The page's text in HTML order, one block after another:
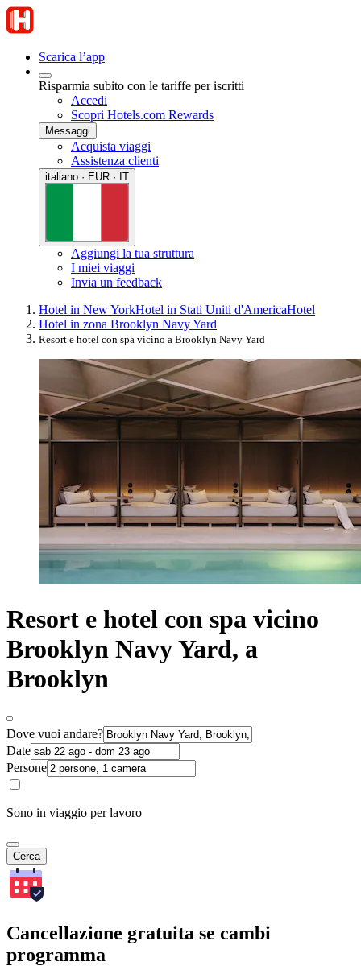
Scarica l’app
Risparmia subito con le tariffe per iscritti
Accedi
Scopri Hotels.com Rewards
Messaggi
Acquista viaggi
Assistenza clienti
italiano · EUR · IT
Aggiungi la tua struttura
I miei viaggi
Invia un feedback
Hotel in New YorkHotel in Stati Uniti d'AmericaHotel
Hotel in zona Brooklyn Navy Yard
Resort e hotel con spa vicino a Brooklyn Navy Yard
Resort e hotel con spa vicino
Brooklyn Navy Yard, a
Brooklyn
Dove vuoi andare?
Date
Persone
Sono in viaggio per lavoro
Cerca
Cancellazione gratuita se cambi
programma